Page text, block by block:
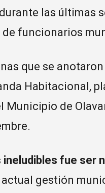
las últimas
funcionarios
que se
Habitacional,
de
fue ser
gestión